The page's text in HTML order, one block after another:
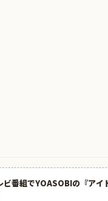
番組でYOASOBIの『ア